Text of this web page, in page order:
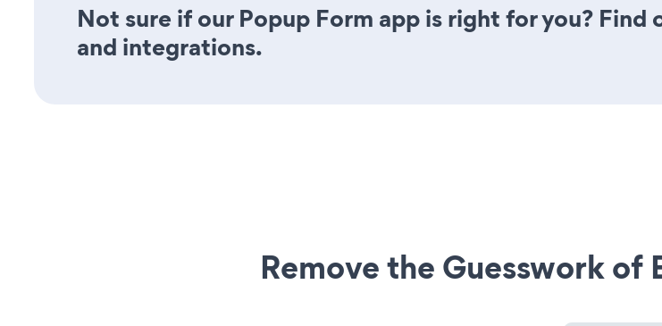
Not sure if our Popup Form app is right for you?
and integrations.
Remove the Guesswork of